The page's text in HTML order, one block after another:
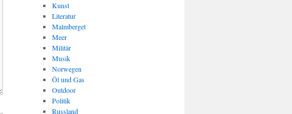
Kunst
Literatur
Malmberget
Meer
Militär
Musik
Norwegen
Öl und Gas
Outdoor
Politik
Russland